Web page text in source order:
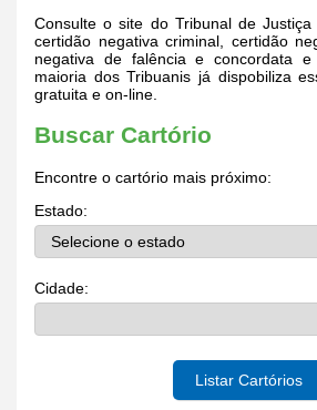
Consulte o site do Tribunal de
certidão negativa criminal, certidão
negativa de falência e concordata
maioria dos Tribuanis já dispobiliza
gratuita e on-line.
Buscar Cartório
Encontre o cartório mais próximo:
Estado:
Cidade:
Listar Cartórios